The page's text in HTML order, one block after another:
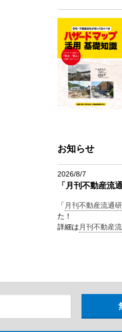
お知らせ
2026/8/7
「月刊不動産流
「 月刊不動産流通
た！
詳細は 月刊不動産